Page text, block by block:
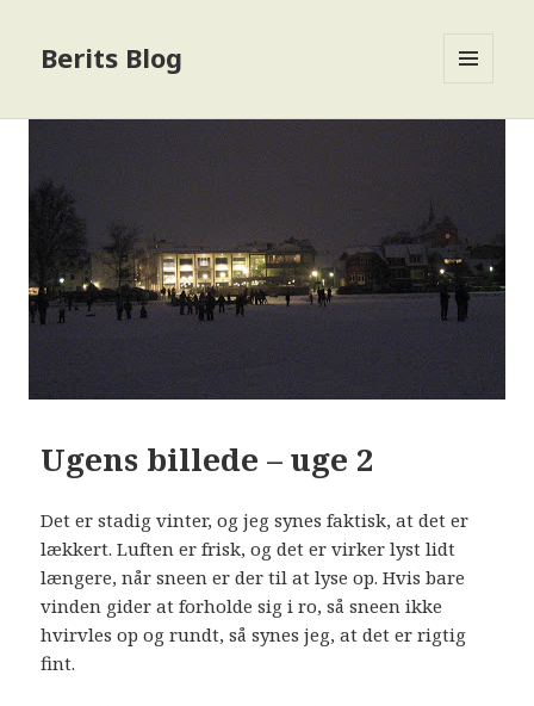
Berits Blog
WIDGETS
Ugens billede – uge 2
Det er stadig vinter, og jeg synes faktisk, at det er
lækkert. Luften er frisk, og det er virker lyst lidt
længere, når sneen er der til at lyse op. Hvis bare
vinden gider at forholde sig i ro, så sneen ikke
hvirvles op og rundt, så synes jeg, at det er rigtig
fint.